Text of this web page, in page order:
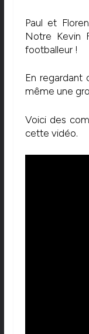
Paul et
Notre Kevin
footballeur !
En regardant
même une
Voici des
cette vidéo.